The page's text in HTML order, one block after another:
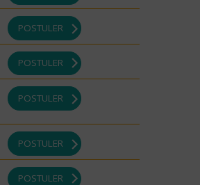
POSTULER
POSTULER
POSTULER
POSTULER
POSTULER